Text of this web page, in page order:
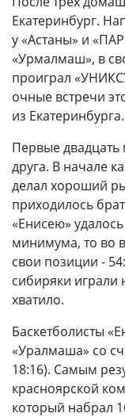
Екатеринбург.
у «Астаны» и
«Урмалмаш», в
проиграл
очные встречи
из Екатеринбурга.
Первые
друга. В начале
делал хороший
приходилось
«Енисею»
минимума, то во
свои позиции -
сибиряки играли
хватило.
Баскетболисты
«Уралмаша» со
18:16). Самым
красноярской
который набрал